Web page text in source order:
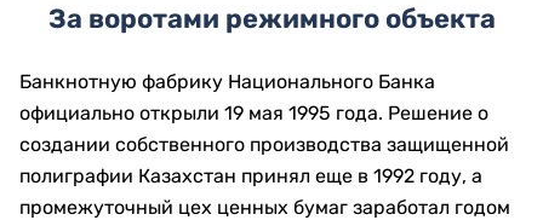
За воротами режимного объекта
Банкнотную фабрику Национального Банка
официально открыли 19 мая 1995 года. Решение о
создании собственного производства защищенной
полиграфии Казахстан принял еще в 1992 году, а
промежуточный цех ценных бумаг заработал годом